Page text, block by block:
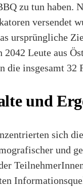
zu tun haben.
versendet
ursprüngliche
2042 Leute aus
die insgesamt 32
und
sich
und